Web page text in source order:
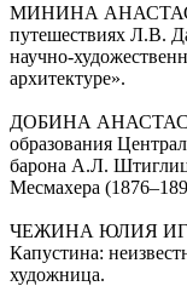
МИНИНА
путешествиях Л.В.
научно-
архитектуре».
ДОБИНА
образования
барона А.Л.
Месмахера
ЧЕЖИНА ЮЛИЯ
Капустина:
художница.